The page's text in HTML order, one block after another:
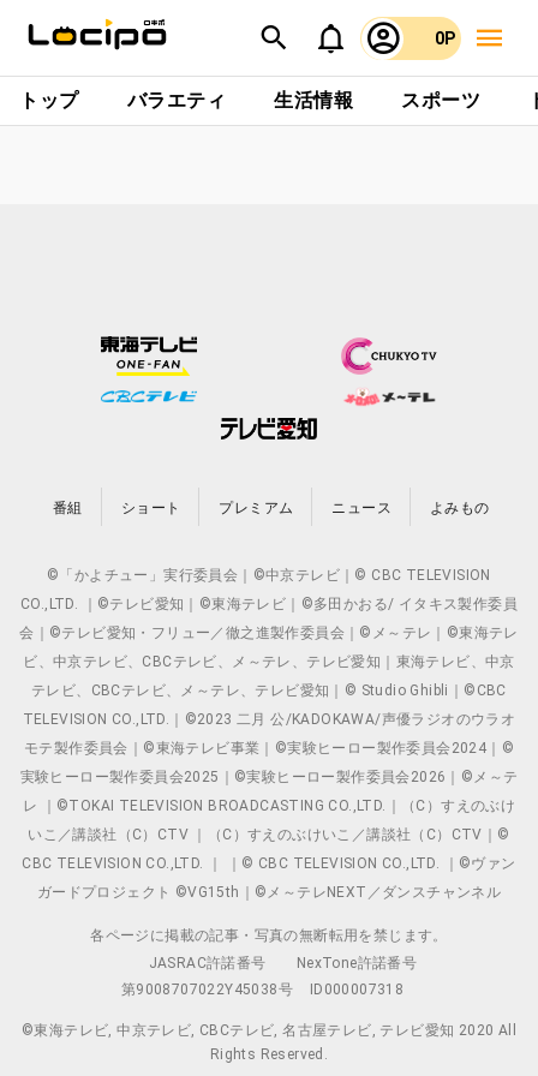
0P
トップ バラエティ 生活情報 スポーツ
番組 ショート プレミアム ニュース よみもの
©「かよチュー」実行委員会｜©中京テレビ｜© CBC TELEVISION
CO.,LTD. ｜©テレビ愛知｜©東海テレビ｜©多田かおる/ イタキス製作委員
会｜©テレビ愛知・フリュー／徹之進製作委員会｜©メ～テレ｜©東海テレ
ビ、中京テレビ、CBCテレビ、メ～テレ、テレビ愛知｜東海テレビ、中京
テレビ、CBCテレビ、メ～テレ、テレビ愛知｜© Studio Ghibli｜©CBC
TELEVISION CO.,LTD.｜©2023 二月 公/KADOKAWA/声優ラジオのウラオ
モテ製作委員会｜©東海テレビ事業｜©実験ヒーロー製作委員会2024｜©
実験ヒーロー製作委員会2025｜©実験ヒーロー製作委員会2026｜©メ～テ
レ ｜©TOKAI TELEVISION BROADCASTING CO.,LTD.｜（C）すえのぶけ
いこ／講談社（C）CTV ｜（C）すえのぶけいこ／講談社（C）CTV｜©
CBC TELEVISION CO.,LTD. ｜ ｜© CBC TELEVISION CO.,LTD. ｜©ヴァン
ガードプロジェクト ©VG15th｜©メ～テレNEXT／ダンスチャンネル
各ページに掲載の記事・写真の無断転用を禁じます。
JASRAC許諾番号
NexTone許諾番号
第9008707022Y45038号
ID000007318
©東海テレビ, 中京テレビ, CBCテレビ, 名古屋テレビ, テレビ愛知 2020 All
Rights Reserved.